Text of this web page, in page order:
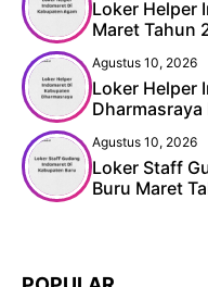
Loker Helper
Maret Tahun
Agustus 10, 2026
Loker Helper
Agustus 10, 2026
Loker Staff
Buru Maret